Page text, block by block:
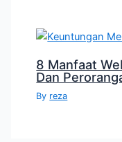
8 Manfaat
Dan
By reza